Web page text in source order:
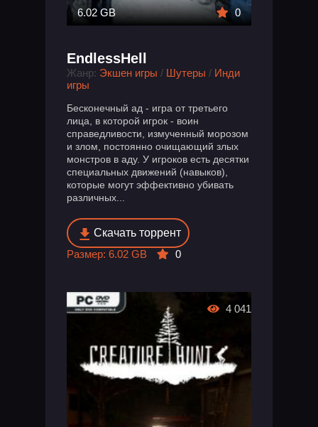
6.02 GB 0
EndlessHell
Жанр: Экшен игры / Шутеры / Инди
игры
Бесконечный ад - игра от третьего
лица, в которой игрок - воин
справедливости, измученный морозом
и злом, постоянно очищающий злых
монстров в аду. У игроков есть десятки
специальных движений (навыков),
которые могут эффективно убивать
различных...
Скачать торрент
Размер: 6.02 GB
0
4 041